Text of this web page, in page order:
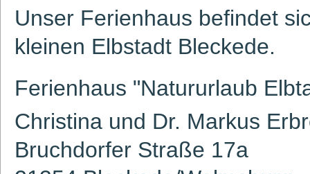
Unser Ferienhaus befindet
kleinen Elbstadt Bleckede.
Ferienhaus "Natururlaub
Christina und Dr. Markus
Bruchdorfer Straße 17a